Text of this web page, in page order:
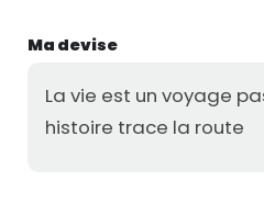
Ma devise
La vie est un voyage
histoire trace la route